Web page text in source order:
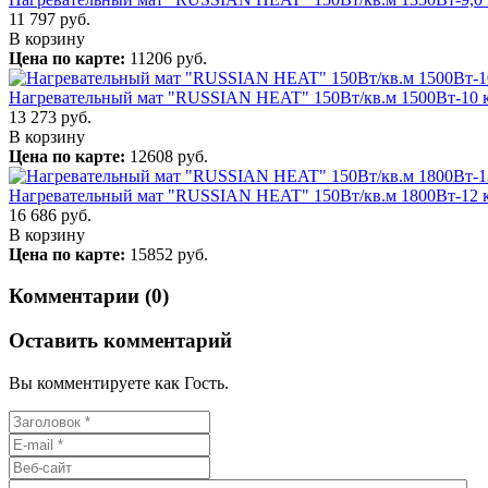
11 797 руб.
В корзину
Цена по карте: 11206 руб.
Нагревательный мат "RUSSIAN HEAT" 150Вт/кв.м 1500Вт-10
13 273 руб.
В корзину
Цена по карте: 12608 руб.
Нагревательный мат "RUSSIAN HEAT" 150Вт/кв.м 1800Вт-12
16 686 руб.
В корзину
Цена по карте: 15852 руб.
Комментарии (0)
Оставить комментарий
Вы комментируете как Гость.